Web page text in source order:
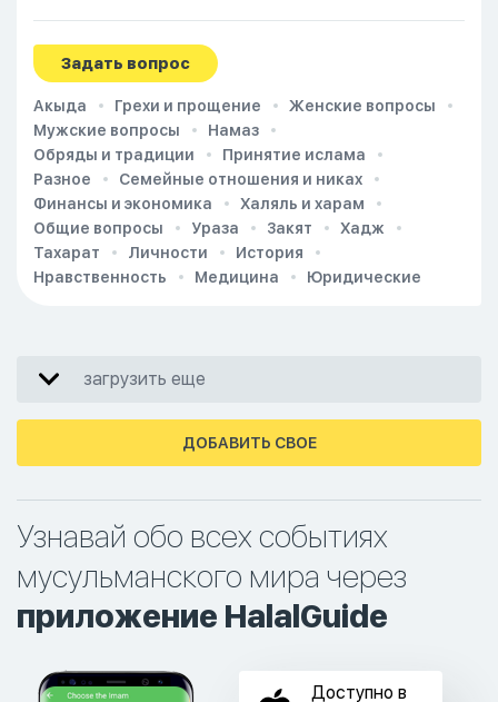
Задать вопрос
Акыда Грехи и прощение
Женские вопросы
Мужские вопросы
Намаз
Обряды и традиции
Принятие ислама
Разное
Семейные отношения и никах
Финансы и экономика
Халяль и харам
Общие вопросы
Ураза Закят
Хадж
Тахарат
Личности
История
Нравственность
Медицина Юридические
загрузить еще
ДОБАВИТЬ СВОЕ
Узнавай обо всех событиях
мусульманского мира через
приложение HalalGuide
Доступно в